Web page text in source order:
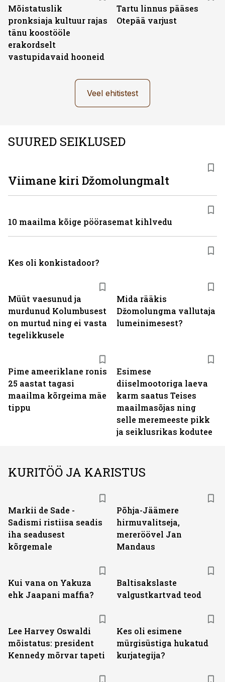
Mõistatuslik
pronksiaja kultuur rajas
tänu koostööle
erakordselt
vastupidavaid hooneid
Tartu linnus pääses
Otepää varjust
Veel ehitistest
SUURED SEIKLUSED
Müüt vaesunud ja
murdunud Kolumbusest
on murtud ning ei vasta
tegelikkusele
Mida rääkis
Džomolungma vallutaja
lumeinimesest?
Pime ameeriklane ronis
25 aastat tagasi
maailma kõrgeima mäe
tippu
Esimese
diiselmootoriga laeva
karm saatus Teises
maailmasõjas ning
selle meremeeste pikk
ja seiklusrikas kodutee
Viimane kiri Džomolungmalt
10 maailma kõige pöörasemat kihlvedu
Kes oli konkistadoor?
KURITÖÖ JA KARISTUS
Markii de Sade -
Sadismi ristiisa seadis
iha seadusest
kõrgemale
Põhja-Jäämere
hirmuvalitseja,
mereröövel Jan
Mandaus
Kui vana on Yakuza
ehk Jaapani maffia?
Baltisakslaste
valgustkartvad teod
Lee Harvey Oswaldi
mõistatus: president
Kennedy mõrvar tapeti
Kes oli esimene
mürgisüstiga hukatud
kurjategija?